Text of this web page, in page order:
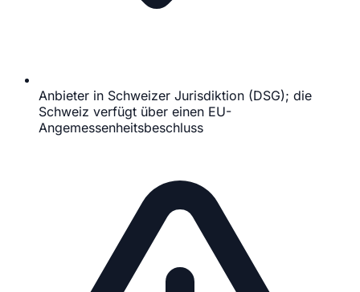
Anbieter in Schweizer Jurisdiktion (DSG); die
Schweiz verfügt über einen EU-
Angemessenheitsbeschluss